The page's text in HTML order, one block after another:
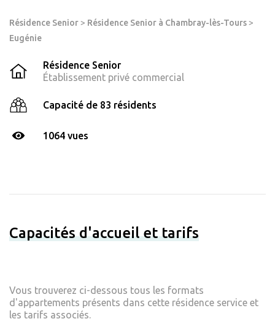
Résidence Senior > Résidence Senior à Chambray-lès-Tours >
Eugénie
Résidence Senior
Établissement privé commercial
Capacité de 83 résidents
1064 vues
Capacités d'accueil et tarifs
Vous trouverez ci-dessous tous les formats
d'appartements présents dans cette résidence service et
les tarifs associés.